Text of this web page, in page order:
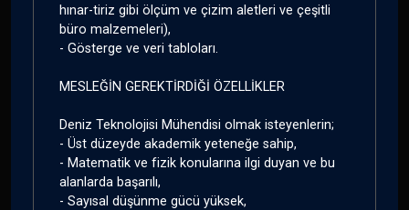
hınar-tiriz gibi ölçüm ve çizim aletleri ve çeşitli
büro malzemeleri),
- Gösterge ve veri tabloları.
MESLEĞİN GEREKTİRDİĞİ ÖZELLİKLER
Deniz Teknolojisi Mühendisi olmak isteyenlerin;
- Üst düzeyde akademik yeteneğe sahip,
- Matematik ve fizik konularına ilgi duyan ve bu
alanlarda başarılı,
- Sayısal düşünme gücü yüksek,